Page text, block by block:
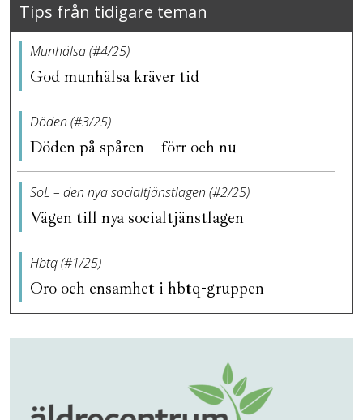
Tips från tidigare teman
Munhälsa (#4/25)
God munhälsa kräver tid
Döden (#3/25)
Döden på spåren – förr och nu
SoL – den nya socialtjänstlagen (#2/25)
Vägen till nya socialtjänstlagen
Hbtq (#1/25)
Oro och ensamhet i hbtq-gruppen